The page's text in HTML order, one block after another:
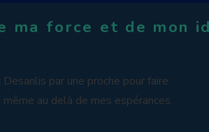
ma force et de mon
Desanlis par une proche pour faire
au delà de mes espérances.